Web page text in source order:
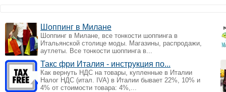
Шоппинг в Милане
Шоппинг в Милане, все тонкости шоппинга в
Итальянской столице моды. Магазины, распродажи,
аутлеты. Все тонкости шоппинга в...
Такс фри Италия - инструкция по...
Как вернуть НДС на товары, купленные в Италии
Налог НДС (итал. IVA) в Италии бывает 22%, 10% и
4% от стоимости товара: 4%,...